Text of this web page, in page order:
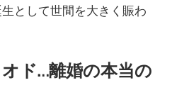
として世間を大きく賑わ
ド…離婚の本当の